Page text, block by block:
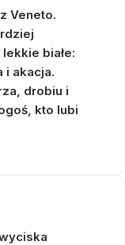
Veneto.
białe:
i akacja.
drobiu i
kto lubi